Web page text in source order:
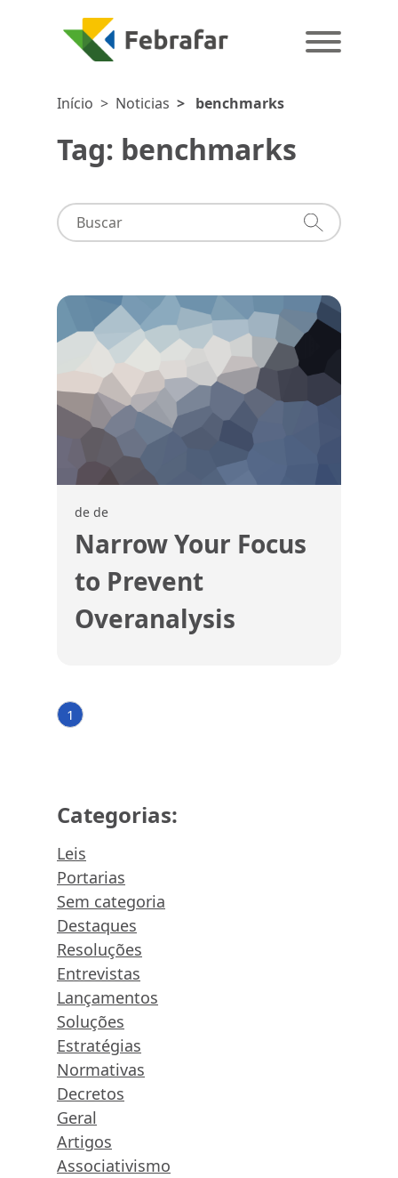
Início > Noticias > benchmarks
Tag: benchmarks
de de
Narrow Your Focus
to Prevent
Overanalysis
1
Categorias:
Leis
Portarias
Sem categoria
Destaques
Resoluções
Entrevistas
Lançamentos
Soluções
Estratégias
Normativas
Decretos
Geral
Artigos
Associativismo